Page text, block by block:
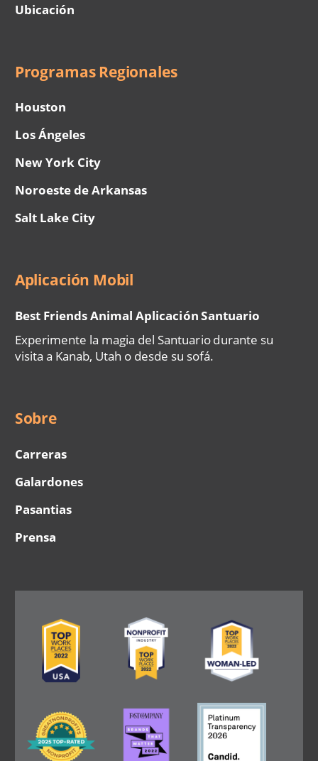
Ubicación
Programas Regionales
Houston
Los Ángeles
New York City
Noroeste de Arkansas
Salt Lake City
Aplicación Mobil
Best Friends Animal Aplicación Santuario
Experimente la magia del Santuario durante su
visita a Kanab, Utah o desde su sofá.
Sobre
Carreras
Galardones
Pasantias
Prensa
Image Image Image
Image
Image Image